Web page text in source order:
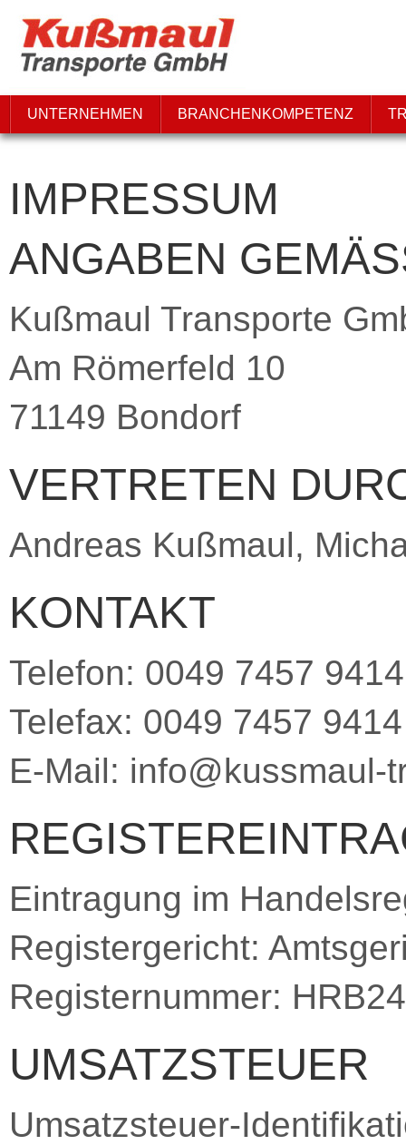
UNTERNEHMEN BRANCHENKOMPETENZ
IMPRESSUM
ANGABEN
Kußmaul Transporte
Am Römerfeld 10
71149 Bondorf
VERTRETEN
Andreas Kußmaul,
KONTAKT
Telefon: 0049 7457
Telefax: 0049 7457
E-Mail: info@kussmaul-
Eintragung im
Registergericht:
Registernummer:
UMSATZSTEUER
Umsatzsteuer-